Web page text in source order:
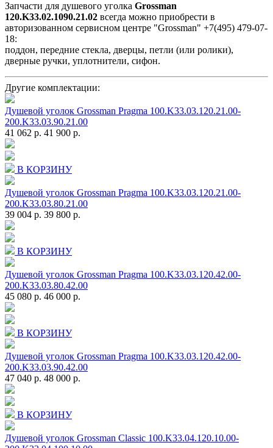
Запчасти для душевого уголка Grossman
120.K33.02.1090.21.02 всегда можно приобрести в
авторизованном сервисном центре "Grossman" +7(495) 479-07-
18:
поддон, передние стекла, дверцы, петли (или ролики),
дверные ручки, уплотнители, сифон.
Другие комплектации:
Душевой уголок Grossman Pragma 100.K33.03.120.21.00-
200.K33.03.90.21.00
41 062 р. 41 900 р.
В КОРЗИНУ
Душевой уголок Grossman Pragma 100.K33.03.120.21.00-
200.K33.03.80.21.00
39 004 р. 39 800 р.
В КОРЗИНУ
Душевой уголок Grossman Pragma 100.K33.03.120.42.00-
200.K33.03.80.42.00
45 080 р. 46 000 р.
В КОРЗИНУ
Душевой уголок Grossman Pragma 100.K33.03.120.42.00-
200.K33.03.90.42.00
47 040 р. 48 000 р.
В КОРЗИНУ
Душевой уголок Grossman Classic 100.K33.04.120.10.00-